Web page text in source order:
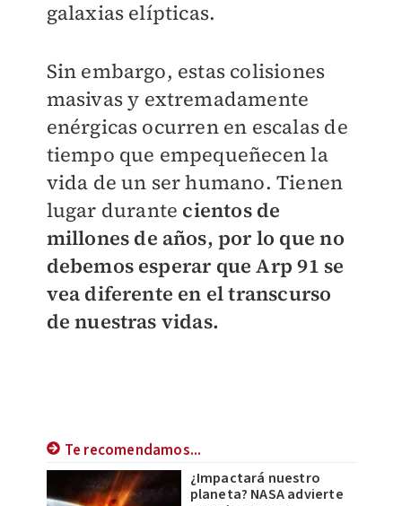
galaxias elípticas.
Sin embargo, estas colisiones
masivas y extremadamente
enérgicas ocurren en escalas de
tiempo que empequeñecen la
vida de un ser humano. Tienen
lugar durante cientos de
millones de años, por lo que no
debemos esperar que Arp 91 se
vea diferente en el transcurso
de nuestras vidas.
Te recomendamos...
¿Impactará nuestro
planeta? NASA advierte